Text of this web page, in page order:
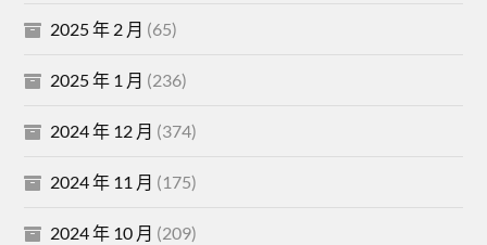
2025 年 2 月 (65)
2025 年 1 月 (236)
2024 年 12 月 (374)
2024 年 11 月 (175)
2024 年 10 月 (209)